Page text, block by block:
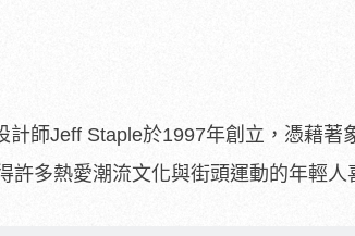
師Jeff Staple於1997年創立，憑藉著
多熱愛潮流文化與街頭運動的年輕人